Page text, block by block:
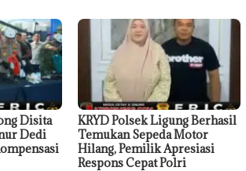
Disita
Dedi
KRYD Polsek Ligung Berhasil
Temukan Sepeda Motor
Hilang, Pemilik Apresiasi
Respons Cepat Polri